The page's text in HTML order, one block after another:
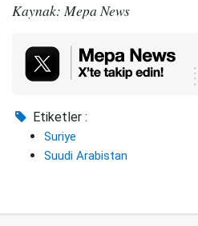
Kaynak: Mepa News
Etiketler :
Suriye
Suudi Arabistan